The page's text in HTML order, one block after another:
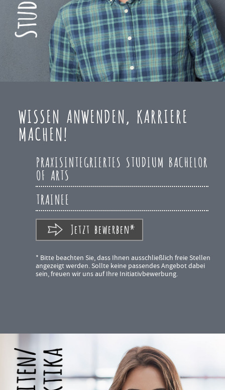
WISSEN ANWENDEN, KARRIERE
MACHEN!
PRAXISINTEGRIERTES STUDIUM BACHELOR
OF ARTS
TRAINEE
Jetzt bewerben*
* Bitte beachten Sie, dass Ihnen ausschließlich freie Stellen
angezeigt werden. Sollte keine passendes Angebot dabei
sein, freuen wir uns auf Ihre Initiativbewerbung.